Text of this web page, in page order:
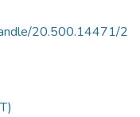
20.500.14471/2